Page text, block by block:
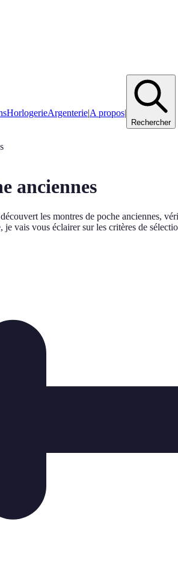
HorlogerieArgenterie|A propos|
Rechercher
anciennes
les montres de poche anciennes,
vais vous éclairer sur les critères de